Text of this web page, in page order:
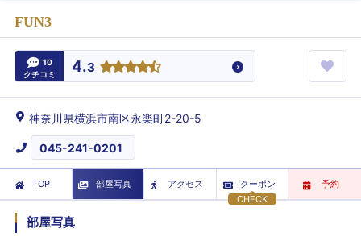
FUN3
10
クチコミ
4.3
神奈川県横浜市南区永楽町2-20-5
045-241-0201
TOP 部屋写真
アクセス
CHECK
クーポン 予約
部屋写真